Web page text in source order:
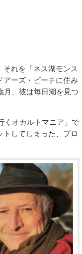
れを「ネス湖モンス
アーズ・ビーチに住み
月、彼は毎日湖を見つ
くオカルトマニア」で
してしまった、プロ